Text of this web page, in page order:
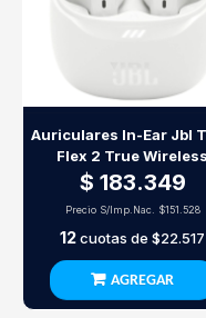
Auriculares In-Ear Jbl
Flex 2 True Wireless
Bluetooth Blanco
$ 183.349
Precio S/Imp.Nac. $151.528
12cuotas de $22.517
AGREGAR